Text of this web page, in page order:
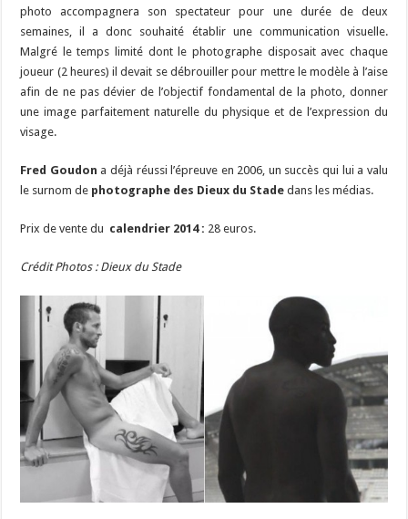
photo accompagnera son spectateur pour une durée de deux
semaines, il a donc souhaité établir une communication visuelle.
Malgré le temps limité dont le photographe disposait avec chaque
joueur (2 heures) il devait se débrouiller pour mettre le modèle à l’aise
afin de ne pas dévier de l’objectif fondamental de la photo, donner
une image parfaitement naturelle du physique et de l’expression du
visage.
Fred Goudon a déjà réussi l’épreuve en 2006, un succès qui lui a valu
le surnom de photographe des Dieux du Stade dans les médias.
Prix de vente du calendrier 2014 : 28 euros.
Crédit Photos : Dieux du Stade